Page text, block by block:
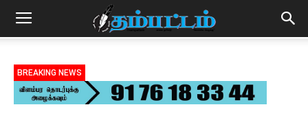
BREAKING NEWS